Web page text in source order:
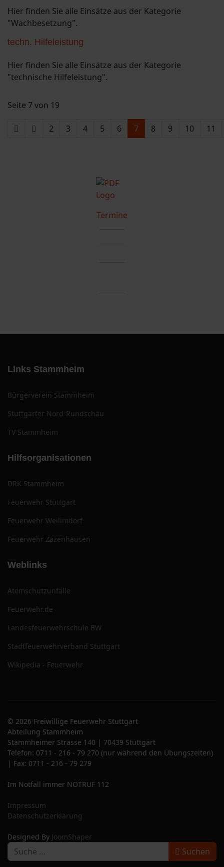
Hier finden Sie alle Einsätze aus der Kategorie
"Wachbesetzung".
techn. Hilfeleistung
Hier finden Sie alle Einsätze aus der Kategorie
"technische Hilfeleistung".
Seite 7 von 19
2 3 4 5 6 7 8 9 10 11
Termine
Links Stammheim
Bürgerverein Stammheim
Stuttgarter Nord-Rundschau
TV Stammheim
Hilfsorganisationen
DRK Stammheim
Feuerwehr Stuttgart
Feuerwehr Weilimdorf
Feuerwehr Zazenhausen
Weblinks
Atemschutzunfälle
Feuerwehr.de
Landesfeuerwehrschule BW
Stadtfeuerwehrverband Stuttgart
Wikipedia - Feuerwehr
© 2026 Freiwillige Feuerwehr Stuttgart
Abteilung Stammheim
Stammheimer Strasse 140 | 70439 Stuttgart
Telefon: 0711 - 216 - 79 270 (nur während den Übungszeiten)
| Fax: 0711 - 216 - 79 279
Im Notfall immer NOTRUF 112
Impressum
Datenschutzerklärung
Designed By JoomShaper
Suchen